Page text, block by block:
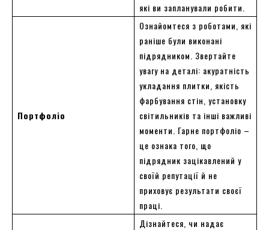
які ви запланували робити.
Портфоліо
Ознайомтеся з роботами, які
раніше були виконані
підрядником. Звертайте
увагу на деталі: акуратність
укладання плитки, якість
фарбування стін, установку
світильників та інші важливі
моменти. Гарне портфоліо –
це ознака того, що
підрядник зацікавлений у
своїй репутації й не
приховує результати своєї
праці.
Дізнайтеся, чи надає